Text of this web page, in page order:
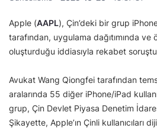
Apple (AAPL), Çin’deki bir grup
tarafından, uygulama dağıtımında
oluşturduğu iddiasıyla rekabet
Avukat Wang Qiongfei tarafından
aralarında 55 diğer iPhone/iPad
grup, Çin Devlet Piyasa Denetim
Şikayette, Apple’ın Çinli kullanıcıları